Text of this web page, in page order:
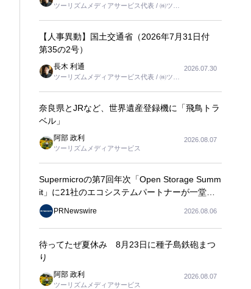
ツーリズムメディアサービス代表 / ㈱ツー
【人事異動】国土交通省（2026年7月31日付
第35の2号）
長木 利通
ツーリズムメディアサービス代表 / ㈱ツー
2026.07.30
奈良県とJRなど、世界遺産登録機に「飛鳥トラ
ベル」
阿部 政利
ツーリズムメディアサービス
2026.08.07
Supermicroの第7回年次「Open Storage Summ
it」に21社のエコシステムパートナーが一堂に
会し、エンタープライズAIの大規模導入に関す
る実践的なガイダンスを共有
PRNewswire 2026.08.06
待ってたぜ夏休み 8月23日に種子島鉄砲まつ
り
阿部 政利
ツーリズムメディアサービス
2026.08.07